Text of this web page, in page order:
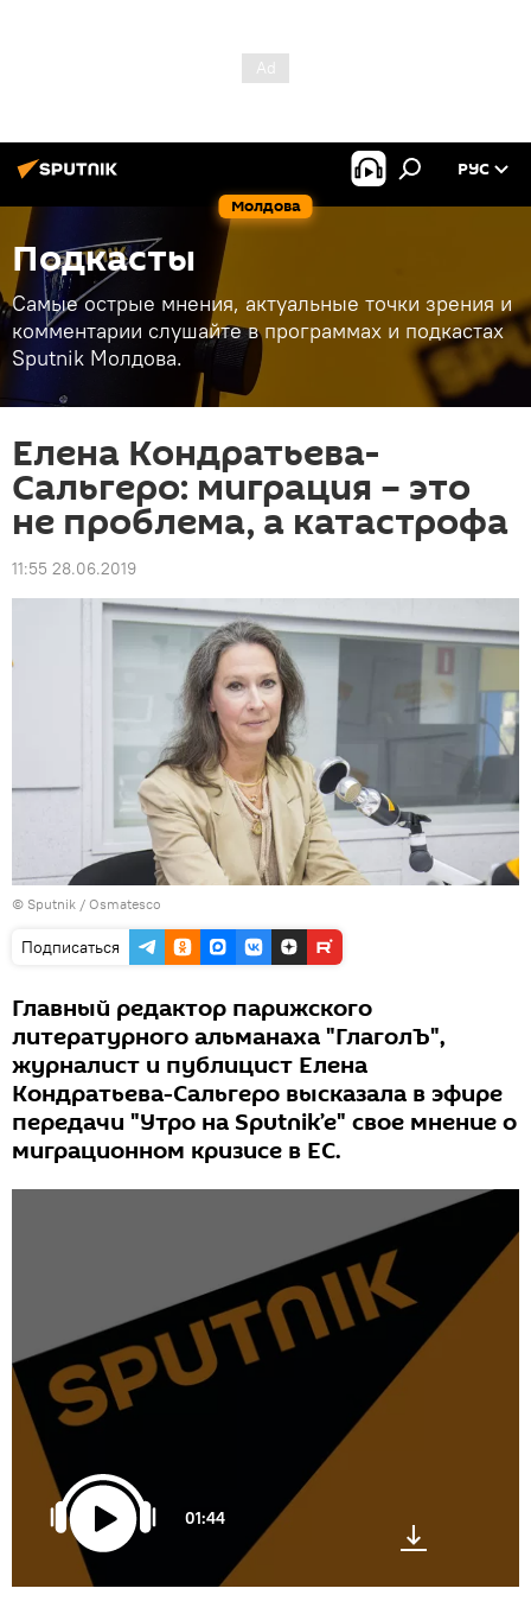
Молдова
РУС
Подкасты
Самые острые мнения, актуальные точки зрения и
комментарии слушайте в программах и подкастах
Sputnik Молдова.
Елена Кондратьева-
Сальгеро: миграция – это
не проблема, а катастрофа
11:55 28.06.2019
© Sputnik / Osmatesco
Подписаться
Главный редактор парижского
литературного альманаха "ГлаголЪ",
журналист и публицист Елена
Кондратьева-Сальгеро высказала в эфире
передачи "Утро на Sputnik’e" свое мнение о
миграционном кризисе в ЕС.
01:44